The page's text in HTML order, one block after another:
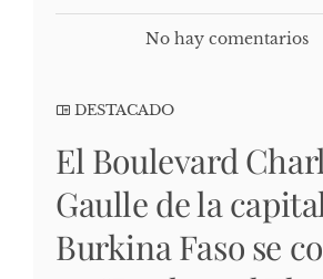
No hay comentarios
DESTACADO
El Boulevard
Gaulle de la
Burkina Faso se